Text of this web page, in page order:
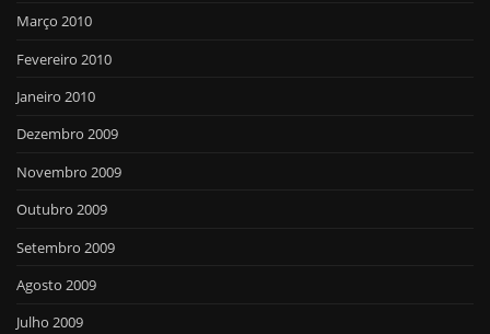
Março 2010
Fevereiro 2010
Janeiro 2010
Dezembro 2009
Novembro 2009
Outubro 2009
Setembro 2009
Agosto 2009
Julho 2009